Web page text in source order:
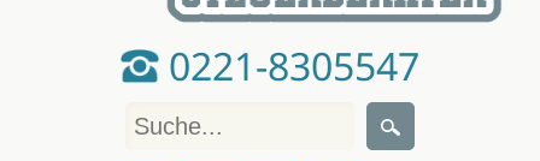
0221-8305547